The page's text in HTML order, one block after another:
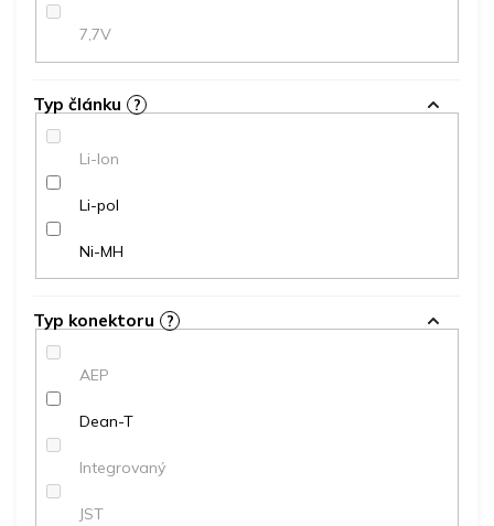
7,7V
Typ článku ?
Li-Ion
Li-pol
Ni-MH
Typ konektoru ?
AEP
Dean-T
Integrovaný
JST